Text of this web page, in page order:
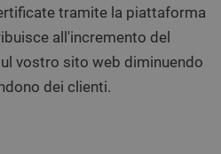
tramite la piattaforma
all'incremento del
vostro sito web diminuendo
dei clienti.